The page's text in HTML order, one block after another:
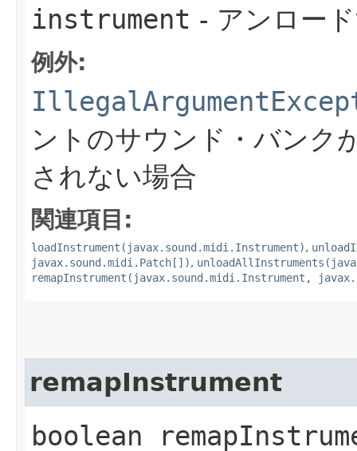
instrument - アンロー
例外:
ントのサウンド・バンク
されない場合
関連項目:
loadInstrument(javax.sound.midi.Instrument),
javax.sound.midi.Patch[]),
remapInstrument(javax.sound.midi.Instrument,
remapInstrument
boolean